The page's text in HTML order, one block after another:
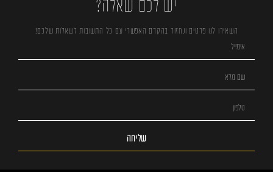
יש לכם שאלה?
השאירו לנו פרטים ונחזור בהקדם האפשרי עם כל התשובות לשאלות שלכם!
שליחה